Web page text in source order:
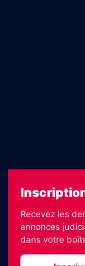
Recevez les
annonces
dans votre